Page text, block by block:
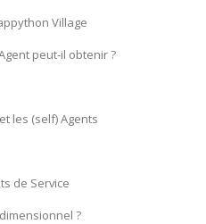
Village
peut-il obtenir ?
les (self) Agents
de Service
?